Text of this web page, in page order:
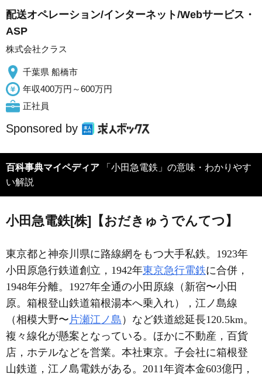
配送オペレーション/インターネット/Webサービス・
ASP
株式会社クラス
千葉県 船橋市
年収400万円～600万円
正社員
Sponsored by
百科事典マイペディア 「小田急電鉄」の意味・わかりやす
い解説
小田急電鉄[株]【おだきゅうでんてつ】
東京都と神奈川県に路線網をもつ大手私鉄。1923年
小田原急行鉄道創立，1942年東京急行電鉄に合併，
1948年分離。1927年全通の小田原線（新宿〜小田
原。箱根登山鉄道箱根湯本へ乗入れ），江ノ島線
（相模大野〜 片瀬江ノ島 ）など鉄道総延長120.5km。
複々線化が懸案となっている。ほかに不動産，百貨
店，ホテルなどを営業。本社東京。子会社に箱根登
山鉄道，江ノ島電鉄がある。2011年資本金603億円，